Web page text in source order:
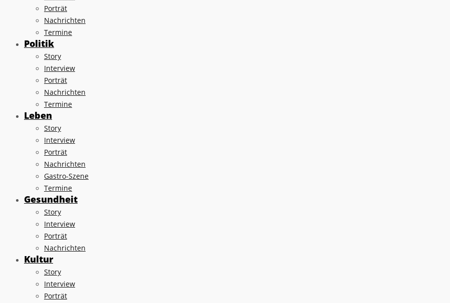
Porträt
Nachrichten
Termine
Politik
Story
Interview
Porträt
Nachrichten
Termine
Leben
Story
Interview
Porträt
Nachrichten
Gastro-Szene
Termine
Gesundheit
Story
Interview
Porträt
Nachrichten
Kultur
Story
Interview
Porträt